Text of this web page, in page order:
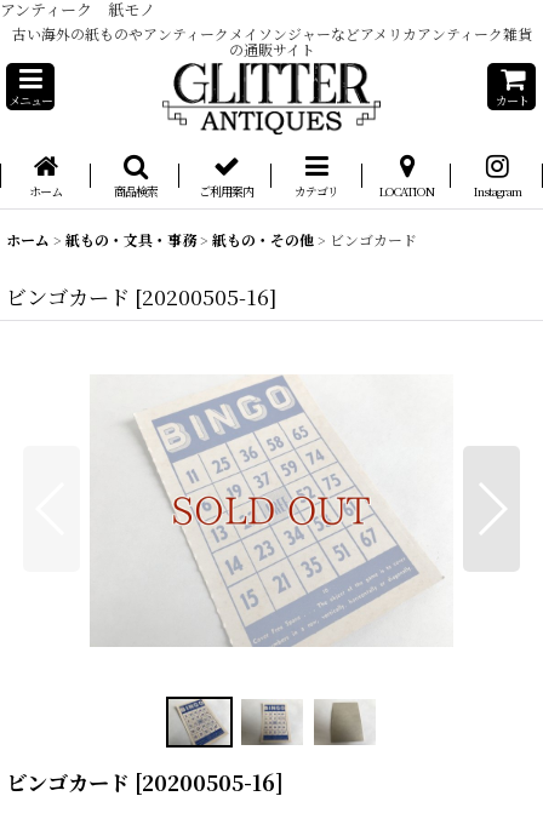
アンティーク 紙モノ
古い海外の紙ものやアンティークメイソンジャーなどアメリカアンティーク雑貨
の通販サイト
メニュー カート
ホーム 商品検索 ご利用案内 カテゴリ LOCATION Instagram
ホーム > 紙もの・文具・事務> 紙もの・その他> ビンゴカード
ビンゴカード [20200505-16]
ビンゴカード [20200505-16]